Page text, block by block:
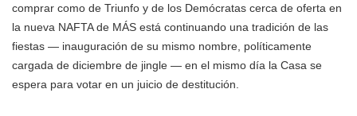
comprar como de Triunfo y de los Demócratas cerca de oferta en
la nueva NAFTA de MÁS está continuando una tradición de las
fiestas — inauguración de su mismo nombre, políticamente
cargada de diciembre de jingle — en el mismo día la Casa se
espera para votar en un juicio de destitución.